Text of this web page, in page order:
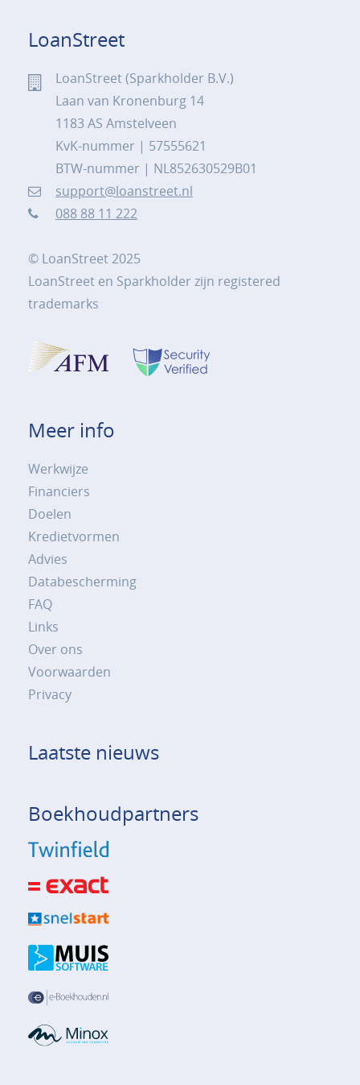
LoanStreet
LoanStreet (Sparkholder B.V.)
Laan van Kronenburg 14
1183 AS Amstelveen
KvK-nummer | 57555621
BTW-nummer | NL852630529B01
support@loanstreet.nl
088 88 11 222
© LoanStreet 2025
LoanStreet en Sparkholder zijn registered
trademarks
Meer info
Werkwijze
Financiers
Doelen
Kredietvormen
Advies
Databescherming
FAQ
Links
Over ons
Voorwaarden
Privacy
Laatste nieuws
Boekhoudpartners